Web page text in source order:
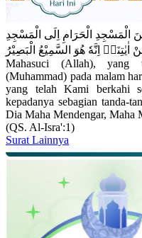
الْمَسْجِدِ الْحَرَامِ اِلَى الْمَسْجِدِ
اٰيٰتِنَاۗ اِنَّهٗ هُوَ السَّمِيْعُ الْبَصِيْرُ
Mahasuci (Allah), yang
(Muhammad) pada malam
yang telah Kami berkahi
kepadanya sebagian tanda-
Dia Maha Mendengar, Maha
(QS. Al-Isra':1)
Surat Lainnya